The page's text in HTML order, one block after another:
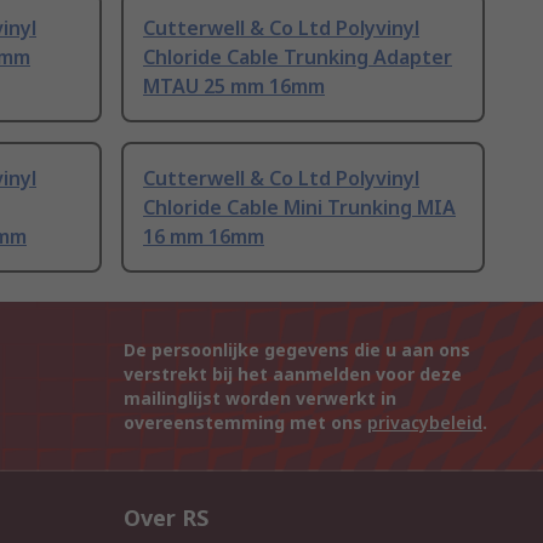
Cutterwell & Co Ltd Polyvinyl
Chloride Cable Trunking Adapter
MTAU 25 mm 16mm
Cutterwell & Co Ltd Polyvinyl
Chloride Cable Mini Trunking MIA
16 mm 16mm
De persoonlijke gegevens die u aan ons
verstrekt bij het aanmelden voor deze
mailinglijst worden verwerkt in
overeenstemming met ons privacybeleid.
Over RS